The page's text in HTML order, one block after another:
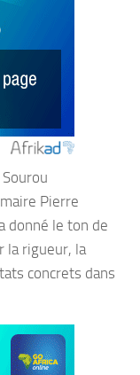
Pierre
donné le ton de
la rigueur, la
concrets dans